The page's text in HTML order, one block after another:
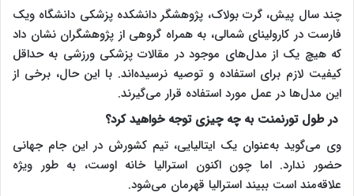
چند سال پیش، گرت بولاک، پژوهشگر دانشکده پزشکی دانشگاه ویک
فارست در کارولینای شمالی، به همراه گروهی از پژوهشگران نشان داد
که هیچ‌ یک از مدل‌های موجود در مقالات پزشکی ورزشی به حداقل
کیفیت لازم برای استفاده و توصیه نرسیده‌اند. با این حال، برخی از
این مدل‌ها در عمل مورد استفاده قرار می‌گیرند.
در طول تورنمنت به چه چیزی توجه خواهید کرد؟
وی می‌گوید به‌عنوان یک ایتالیایی، تیم کشورش در این جام جهانی
حضور ندارد. اما چون اکنون استرالیا خانه اوست، به ‌طور ویژه
علاقه‌مند است ببیند استرالیا قهرمان می‌شود.